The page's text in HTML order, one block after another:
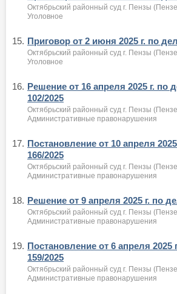
Октябрьский районный суд г. Пензы
Уголовное
15. Приговор от 2 июня 2025 г. по
Октябрьский районный суд г. Пензы
Уголовное
16. Решение от 16 апреля 2025 г. по
102/2025
Октябрьский районный суд г. Пензы
Административные правонарушения
17. Постановление от 10 апреля
166/2025
Октябрьский районный суд г. Пензы
Административные правонарушения
18. Решение от 9 апреля 2025 г. по
Октябрьский районный суд г. Пензы
Административные правонарушения
19. Постановление от 6 апреля
159/2025
Октябрьский районный суд г. Пензы
Административные правонарушения